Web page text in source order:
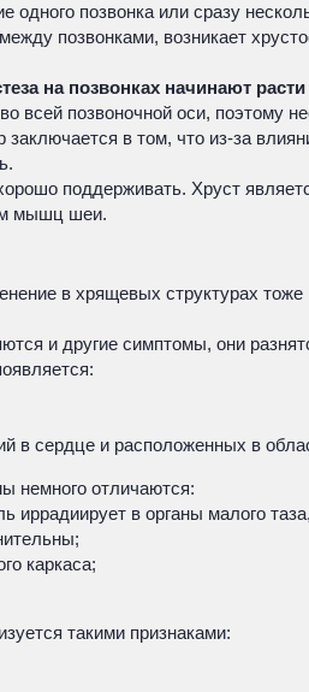
позвонка или сразу
позвонками, возникает
на позвонках начинают
всей позвоночной оси, поэтому
заключается в том, что из-за
поддерживать. Хруст
мышц шеи.
в хрящевых структурах
и другие симптомы, они
в сердце и расположенных в
немного отличаются:
иррадиирует в органы малого
каркаса;
такими признаками: